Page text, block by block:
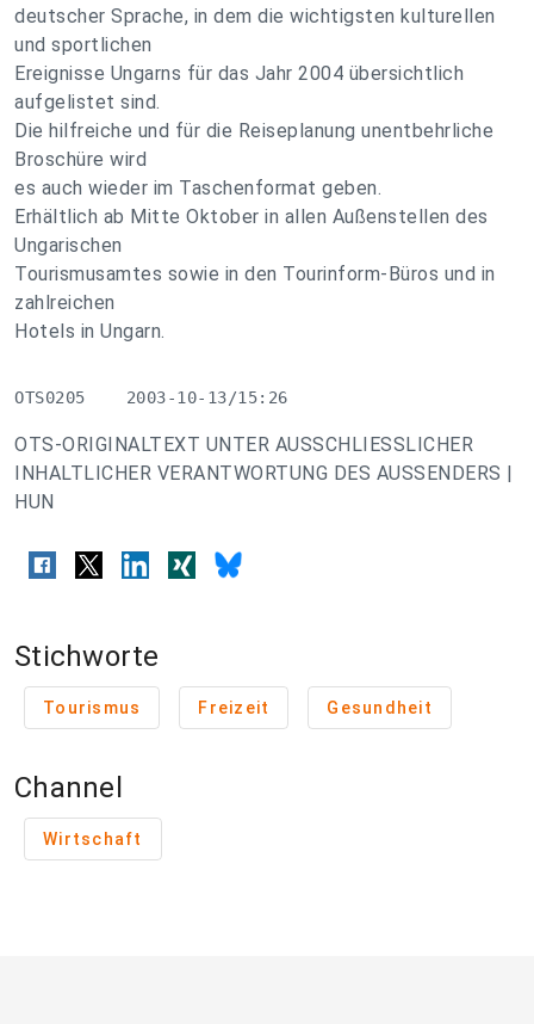
deutscher Sprache, in dem die wichtigsten kulturellen
und sportlichen
Ereignisse Ungarns für das Jahr 2004 übersichtlich
aufgelistet sind.
Die hilfreiche und für die Reiseplanung unentbehrliche
Broschüre wird
es auch wieder im Taschenformat geben.
Erhältlich ab Mitte Oktober in allen Außenstellen des
Ungarischen
Tourismusamtes sowie in den Tourinform-Büros und in
zahlreichen
Hotels in Ungarn.
OTS0205    2003-10-13/15:26
OTS-ORIGINALTEXT UNTER AUSSCHLIESSLICHER
INHALTLICHER VERANTWORTUNG DES AUSSENDERS |
HUN
Stichworte
Tourismus Freizeit Gesundheit
Channel
Wirtschaft